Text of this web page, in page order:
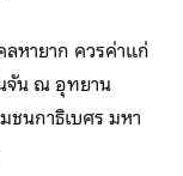
หายาก ควรค่าแก่
จัน ณ อุทยาน
ชนกาธิเบศร มหา